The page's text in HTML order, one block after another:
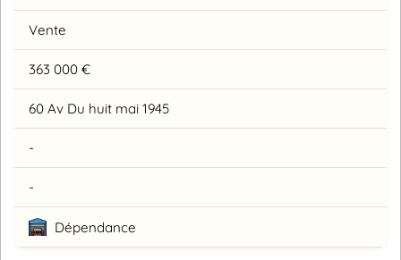
Vente
363 000 €
60 Av Du huit mai 1945
-
-
Dépendance